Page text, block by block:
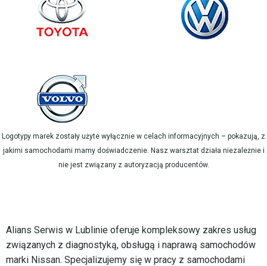
Logotypy marek zostały użyte wyłącznie w celach informacyjnych – pokazują, z
jakimi samochodami mamy doświadczenie. Nasz warsztat działa niezależnie i
nie jest związany z autoryzacją producentów.
Alians Serwis w Lublinie oferuje kompleksowy zakres usług
związanych z diagnostyką, obsługą i naprawą samochodów
marki Nissan. Specjalizujemy się w pracy z samochodami